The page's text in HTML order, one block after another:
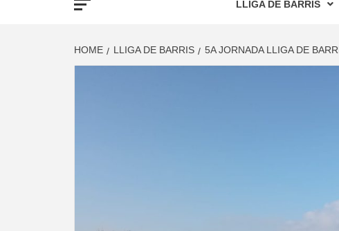
LLIGA DE BARRIS
HOME LLIGA DE BARRIS 5A JORNADA LLIGA DE